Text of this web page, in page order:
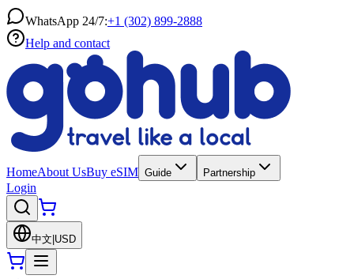
WhatsApp 24/7:+1 (302) 899-2888
Help and contact
HomeAbout UsBuy eSIM Guide Partnership
Login
中文 USD